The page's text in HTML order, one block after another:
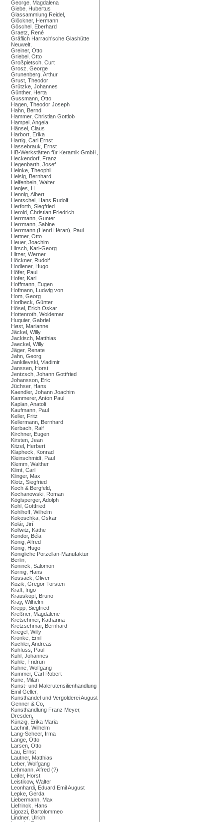
George, Magdalena
Giebe, Hubertus
Glassammlung Reidel,
Glöckner, Hermann
Göschel, Eberhard
Graetz, René
Gräflich Harrach'sche Glashütte
Neuwelt,
Greiner, Otto
Griebel, Otto
Großpietsch, Curt
Grosz, George
Grunenberg, Arthur
Grust, Theodor
Grützke, Johannes
Günther, Herta
Gussmann, Otto
Hagen, Theodor Joseph
Hahn, Bernd
Hammer, Christian Gottlob
Hampel, Angela
Hänsel, Claus
Harbort, Erika
Hartig, Carl Ernst
Hassebrauk, Ernst
HB-Werkstätten für Keramik GmbH,
Heckendorf, Franz
Hegenbarth, Josef
Heinke, Theophil
Heisig, Bernhard
Helfenbein, Walter
Henjes, H.
Hennig, Albert
Hentschel, Hans Rudolf
Herforth, Siegfried
Herold, Christian Friedrich
Herrmann, Gunter
Herrmann, Sabine
Herrmann (Henri Héran), Paul
Hettner, Otto
Heuer, Joachim
Hirsch, Karl-Georg
Hitzer, Werner
Höckner, Rudolf
Hodiener, Hugo
Höfer, Paul
Hofer, Karl
Hoffmann, Eugen
Hofmann, Ludwig von
Hom, Georg
Horlbeck, Günter
Hösel, Erich Oskar
Hottenroth, Woldemar
Huquier, Gabriel
Høst, Marianne
Jäckel, Willy
Jackisch, Matthias
Jaeckel, Willy
Jäger, Renate
Jahn, Georg
Jankilevski, Vladimir
Janssen, Horst
Jentzsch, Johann Gottfried
Johansson, Eric
Jüchser, Hans
Kaendler, Johann Joachim
Kammerer, Anton Paul
Kaplan, Anatoli
Kaufmann, Paul
Keller, Fritz
Kellermann, Bernhard
Kerbach, Ralf
Kirchner, Eugen
Kirsten, Jean
Kitzel, Herbert
Klapheck, Konrad
Kleinschmidt, Paul
Klemm, Walther
Klimt, Carl
Klinger, Max
Klotz, Siegfried
Koch & Bergfeld,
Kochanowski, Roman
Köglsperger, Adolph
Kohl, Gottfried
Kohlhoff, Wilhelm
Kokoschka, Oskar
Kolár, Jirí
Kollwitz, Käthe
Kondor, Béla
König, Alfred
König, Hugo
Königliche Porzellan-Manufaktur
Berlin,
Koninck, Salomon
Körnig, Hans
Kossack, Oliver
Kozik, Gregor Torsten
Kraft, Ingo
Krauskopf, Bruno
Kray, Wilhelm
Krepp, Siegfried
Kreßner, Magdalene
Kretschmer, Katharina
Kretzschmar, Bernhard
Kriegel, Willy
Kronke, Emil
Küchler, Andreas
Kuhfuss, Paul
Kühl, Johannes
Kuhle, Fridrun
Kühne, Wolfgang
Kummer, Carl Robert
Kunc, Milan
Kunst- und Malerutensilienhandlung
Emil Geller,
Kunsthandel und Vergolderei August
Genner & Co,
Kunsthandlung Franz Meyer,
Dresden,
Künzig, Erika Maria
Lachnit, Wilhelm
Lang-Scheer, Irma
Lange, Otto
Larsen, Otto
Lau, Ernst
Lautner, Matthias
Leber, Wolfgang
Lehmann, Alfred (?)
Leifer, Horst
Leistikow, Walter
Leonhardi, Eduard Emil August
Lepke, Gerda
Liebermann, Max
Liefrinck, Hans
Ligozzi, Bartolommeo
Lindner, Ulrich